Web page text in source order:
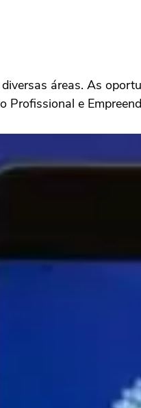
áreas. As
e